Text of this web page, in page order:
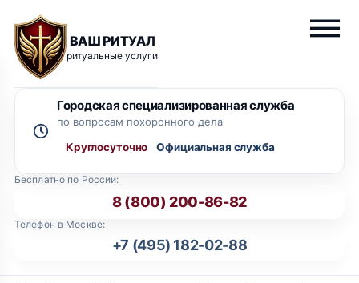
ВАШ РИТУАЛ
ритуальные услуги
Бесплатно по России:
8 (800) 200-86-82
Телефон в Москве:
+7 (495) 182-02-88
Городская специализированная служба
по вопросам похоронного дела
Круглосуточно